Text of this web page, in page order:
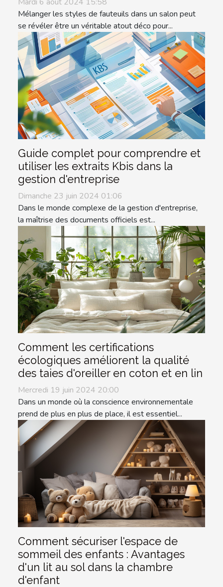
Mélanger les styles de fauteuils dans un salon peut
se révéler être un véritable atout déco pour...
Guide complet pour comprendre et
utiliser les extraits Kbis dans la
gestion d'entreprise
Dimanche 23 juin 2024 01:06
Dans le monde complexe de la gestion d'entreprise,
la maîtrise des documents officiels est...
Comment les certifications
écologiques améliorent la qualité
des taies d'oreiller en coton et en lin
Mercredi 19 juin 2024 20:00
Dans un monde où la conscience environnementale
prend de plus en plus de place, il est essentiel...
Comment sécuriser l'espace de
sommeil des enfants : Avantages
d'un lit au sol dans la chambre
d'enfant